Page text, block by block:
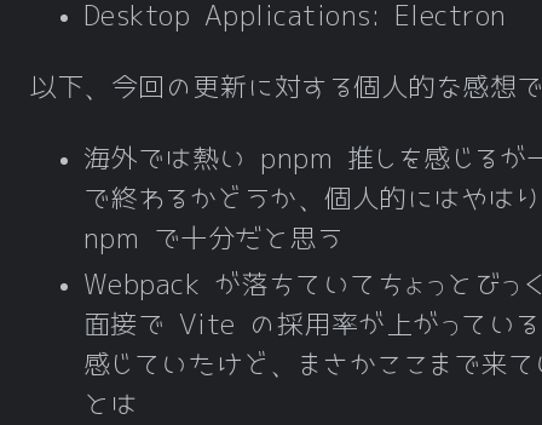
Desktop Applications: Electron
以下、今回の更新に対する個人的な感想
海外では熱い pnpm 推しを感じるが
で終わるかどうか、個人的にはやはり
npm で十分だと思う
Webpack が落ちていてちょっとびっ
面接で Vite の採用率が上がってい
感じていたけど、まさかここまで来て
とは